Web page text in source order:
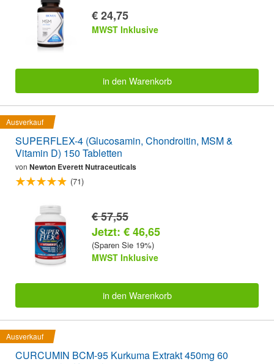
€ 24,75
MWST Inklusive
in den Warenkorb
Ausverkauf
SUPERFLEX-4 (Glucosamin, Chondroitin, MSM &
Vitamin D) 150 Tabletten
von Newton Everett Nutraceuticals
(71)
€ 57,55
Jetzt: € 46,65
(Sparen Sie 19%)
MWST Inklusive
in den Warenkorb
Ausverkauf
CURCUMIN BCM-95 Kurkuma Extrakt 450mg 60